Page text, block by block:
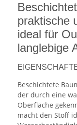
praktische
ideal für
langlebige
Beschichtete
der durch eine
Oberfläche
macht den Stoff